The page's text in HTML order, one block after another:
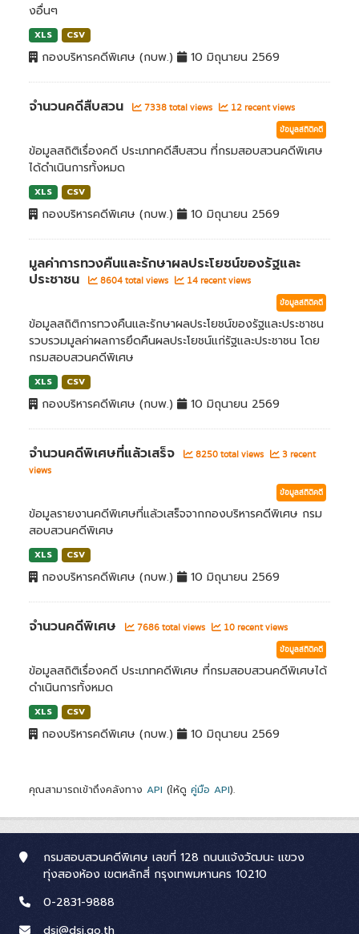
งอื่นๆ
XLS CSV
กองบริหารคดีพิเศษ (กบพ.) 10 มิถุนายน 2569
จำนวนคดีสืบสวน 7338 total views 12 recent views
ข้อมูลสถิติคดี
ข้อมูลสถิติเรื่องคดี ประเภทคดีสืบสวน ที่กรมสอบสวนคดีพิเศษ
ได้ดำเนินการทั้งหมด
XLS CSV
กองบริหารคดีพิเศษ (กบพ.) 10 มิถุนายน 2569
มูลค่าการทวงคืนและรักษาผลประโยชน์ของรัฐและ
ประชาชน
8604 total views 14 recent views
ข้อมูลสถิติคดี
ข้อมูลสถิติการทวงคืนและรักษาผลประโยชน์ของรัฐและประชาชน
รวบรวมมูลค่าผลการยึดคืนผลประโยชน์แก่รัฐและประชาชน โดย
กรมสอบสวนคดีพิเศษ
XLS CSV
กองบริหารคดีพิเศษ (กบพ.) 10 มิถุนายน 2569
จำนวนคดีพิเศษที่แล้วเสร็จ 8250 total views
3 recent
views
ข้อมูลสถิติคดี
ข้อมูลรายงานคดีพิเศษที่แล้วเสร็จจากกองบริหารคดีพิเศษ กรม
สอบสวนคดีพิเศษ
XLS CSV
กองบริหารคดีพิเศษ (กบพ.) 10 มิถุนายน 2569
จำนวนคดีพิเศษ 7686 total views 10 recent views
ข้อมูลสถิติคดี
ข้อมูลสถิติเรื่องคดี ประเภทคดีพิเศษ ที่กรมสอบสวนคดีพิเศษได้
ดำเนินการทั้งหมด
XLS CSV
กองบริหารคดีพิเศษ (กบพ.) 10 มิถุนายน 2569
คุณสามารถเข้าถึงคลังทาง API (ให้ดู คู่มือ API).
กรมสอบสวนคดีพิเศษ เลขที่ 128 ถนนแจ้งวัฒนะ แขวง
ทุ่งสองห้อง เขตหลักสี่ กรุงเทพมหานคร 10210
0-2831-9888
dsi@dsi.go.th